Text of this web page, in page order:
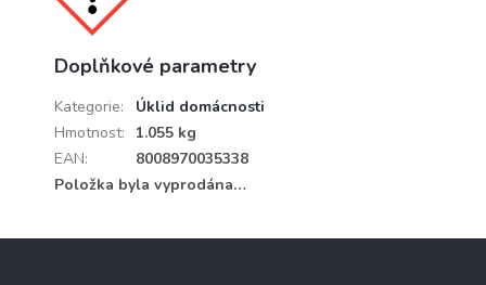
Doplňkové parametry
Kategorie:
Úklid domácnosti
Hmotnost:
1.055 kg
EAN:
8008970035338
Položka byla vyprodána…